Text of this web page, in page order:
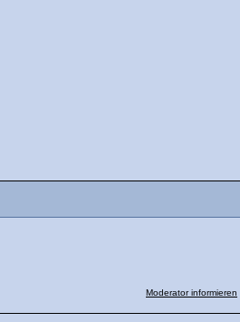
Moderator informieren